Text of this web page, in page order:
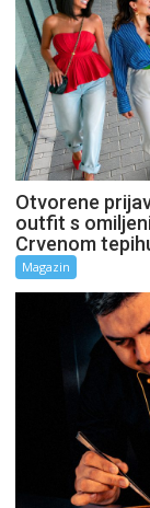
Otvorene
outfit s
Crvenom
Magazin